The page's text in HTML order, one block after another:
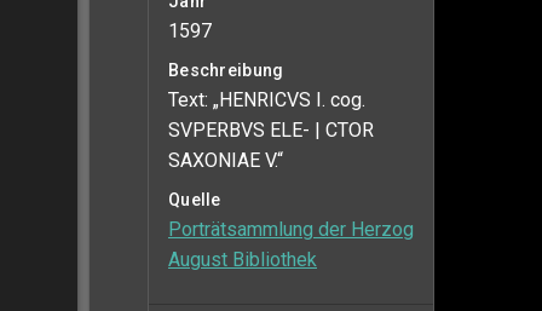
1597
Beschreibung
Text: „HENRICVS I. cog.
SVPERBVS ELE- | CTOR
SAXONIAE V.“
Quelle
Porträtsammlung der Herzog
August Bibliothek